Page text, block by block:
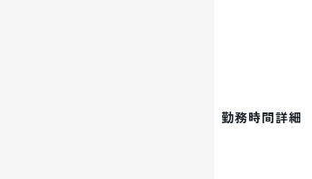
勤務時間詳細